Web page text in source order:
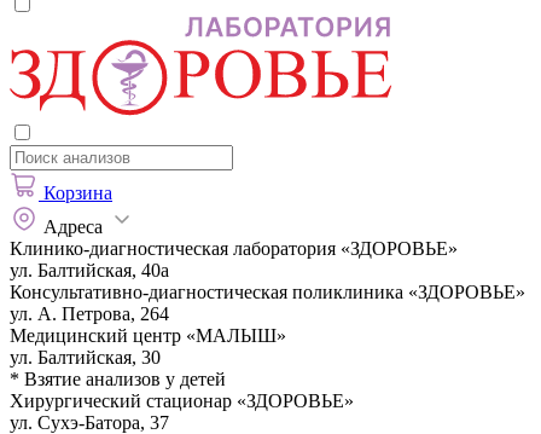
Корзина
Адреса
Клинико-диагностическая лаборатория «ЗДОРОВЬЕ»
ул. Балтийская, 40а
Консультативно-диагностическая поликлиника «ЗДОРОВЬЕ»
ул. А. Петрова, 264
Медицинский центр «МАЛЫШ»
ул. Балтийская, 30
* Взятие анализов у детей
Хирургический стационар «ЗДОРОВЬЕ»
ул. Сухэ-Батора, 37